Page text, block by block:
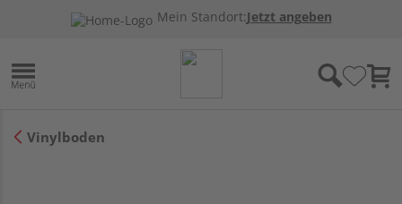
Mein Standort:Jetzt angeben
Vinylboden